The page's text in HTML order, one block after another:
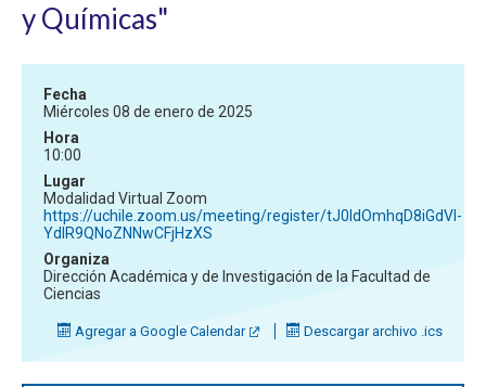
FUNCIONARIOS
y Químicas"
Fecha
Miércoles 08 de enero de 2025
Hora
10:00
Lugar
Modalidad Virtual Zoom
https://uchile.zoom.us/meeting/register/tJ0ldOmhqD8iGdVl-
YdIR9QNoZNNwCFjHzXS
Organiza
Dirección Académica y de Investigación de la Facultad de
Ciencias
Agregar a Google Calendar Descargar archivo .ics